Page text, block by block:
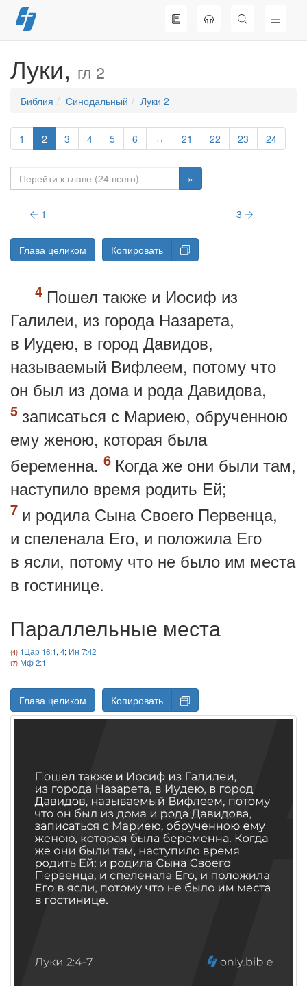
Перейти
к
Луки, гл 2
Библия Синодальный Луки 2
1 2 3 4 5 6 ↔ 21 22 23 24
»
1 3
Глава целиком Копировать
Пошел также и Иосиф из
Галилеи, из города Назарета,
в Иудею, в город Давидов,
называемый Вифлеем, потому что
он был из дома и рода Давидова,
записаться с Мариею, обрученною
ему женою, которая была
беременна.
Когда же они были там,
наступило время родить Ей;
и родила Сына Своего Первенца,
и спеленала Его, и положила Его
в ясли, потому что не было им места
в гостинице.
Параллельные места
1Цар 16:1, 4; Ин 7:42
Мф 2:1
Глава целиком Копировать